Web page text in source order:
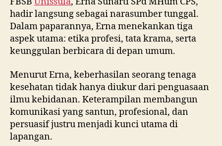
hadir langsung sebagai narasumber tunggal.
Dalam paparannya, Erna menekankan tiga
aspek utama: etika profesi, tata krama, serta
keunggulan berbicara di depan umum.
Menurut Erna, keberhasilan seorang tenaga
kesehatan tidak hanya diukur dari penguasaan
ilmu kebidanan. Keterampilan membangun
komunikasi yang santun, profesional, dan
persuasif justru menjadi kunci utama di
lapangan.